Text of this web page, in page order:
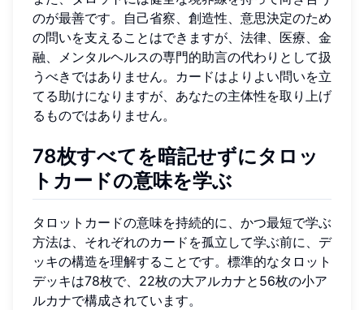
のが最善です。自己省察、創造性、意思決定のため
の問いを支えることはできますが、法律、医療、金
融、メンタルヘルスの専門的助言の代わりとして扱
うべきではありません。カードはよりよい問いを立
てる助けになりますが、あなたの主体性を取り上げ
るものではありません。
78枚すべてを暗記せずにタロッ
トカードの意味を学ぶ
タロットカードの意味を持続的に、かつ最短で学ぶ
方法は、それぞれのカードを孤立して学ぶ前に、デ
ッキの構造を理解することです。標準的なタロット
デッキは78枚で、22枚の大アルカナと56枚の小ア
ルカナで構成されています。